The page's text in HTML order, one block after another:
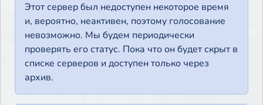
Этот сервер был недоступен некоторое время
и, вероятно, неактивен, поэтому голосование
невозможно. Мы будем периодически
проверять его статус. Пока что он будет скрыт в
списке серверов и доступен только через
архив.